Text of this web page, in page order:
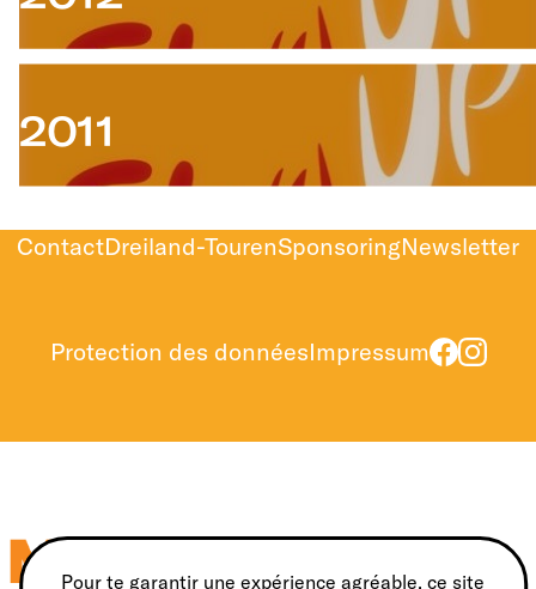
2011
ContactDreiland-TourenSponsoringNewsletter
Protection des donnéesImpressum
Pour te garantir une expérience agréable, ce site